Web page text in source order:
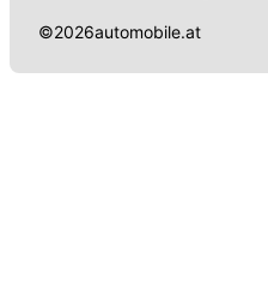
©2026automobile.at